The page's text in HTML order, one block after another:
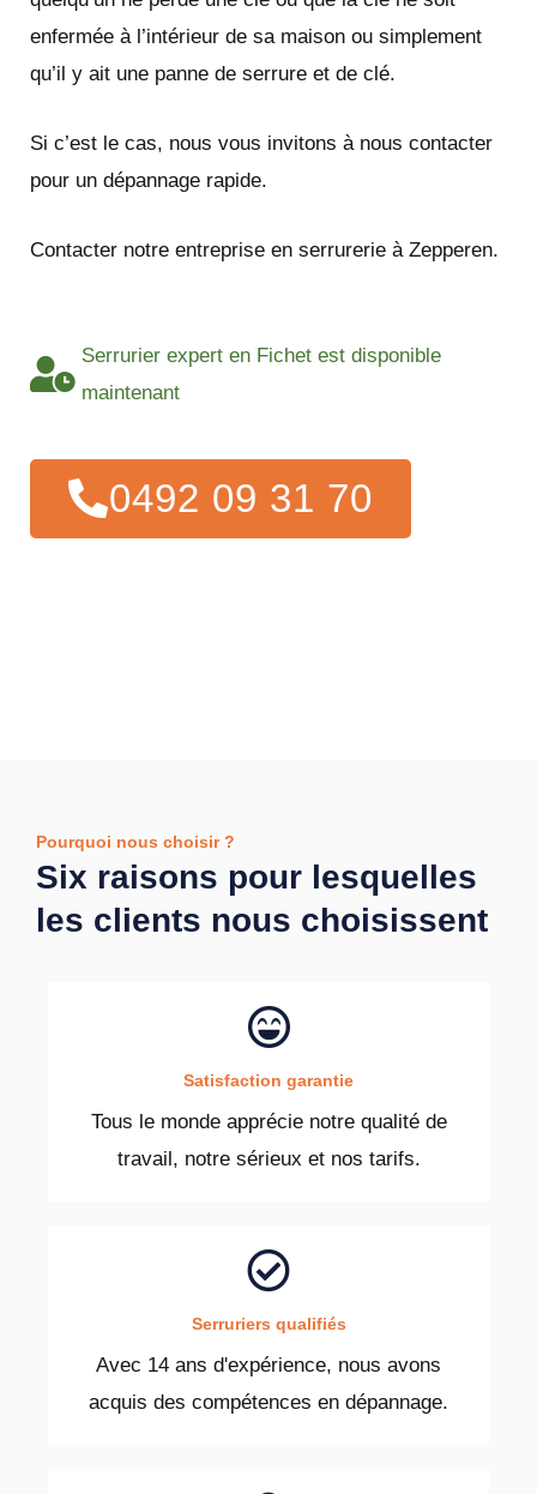
enfermée à l’intérieur de sa maison ou simplement
qu’il y ait une panne de serrure et de clé.
Si c’est le cas, nous vous invitons à nous contacter
pour un dépannage rapide.
Contacter notre entreprise en serrurerie à Zepperen.
Serrurier expert en Fichet est disponible
maintenant
0492 09 31 70
Pourquoi nous choisir ?
Six raisons pour lesquelles
les clients nous choisissent
Satisfaction garantie
Tous le monde apprécie notre qualité de
travail, notre sérieux et nos tarifs.
Serruriers qualifiés
Avec 14 ans d'expérience, nous avons
acquis des compétences en dépannage.